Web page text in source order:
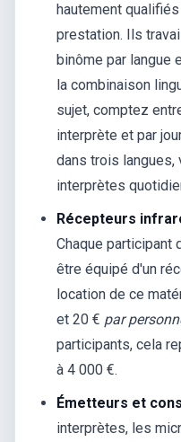
hautement
prestation. Ils
binôme par langue
la combinaison
sujet, comptez
interprète et par
dans trois langues,
interprètes
Récepteurs
Chaque participant
être équipé d'un
location de ce
et 20 € par
participants, cela
à 4 000 €.
Émetteurs et
interprètes, les